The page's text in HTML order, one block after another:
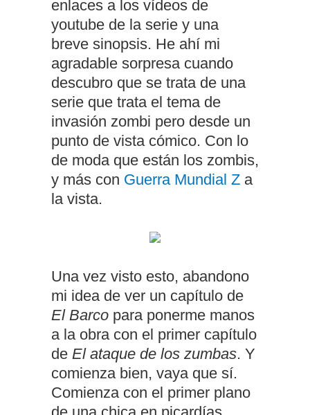
enlaces a los vídeos de
youtube de la serie y una
breve sinopsis. He ahí mi
agradable sorpresa cuando
descubro que se trata de una
serie que trata el tema de
invasión zombi pero desde un
punto de vista cómico. Con lo
de moda que están los zombis,
y más con Guerra Mundial Z a
la vista.
Una vez visto esto, abandono
mi idea de ver un capítulo de
El Barco para ponerme manos
a la obra con el primer capítulo
de El ataque de los zumbas. Y
comienza bien, vaya que sí.
Comienza con el primer plano